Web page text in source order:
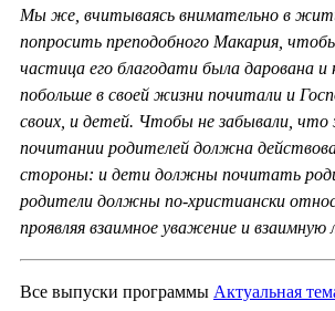
Мы же, вчитываясь внимательно в
попросить преподобного Макария,
частица его благодати была дарована
побольше в своей жизни почитали и
своих, и детей. Чтобы не забывали, что
почитании родителей должна
стороны: и дети должны почитать
родители должны по-христиански
проявляя взаимное уважение и взаимную
Все выпуски программы Актуальная